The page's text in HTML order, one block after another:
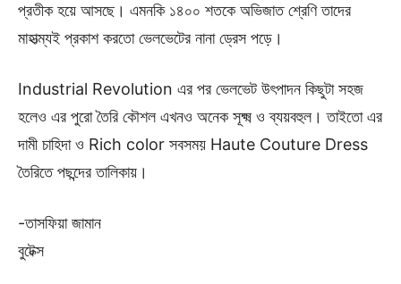
প্রতীক হয়ে আসছে। এমনকি ১৪০০ শতকে অভিজাত শ্রেণি তাদের
মাহাত্ম্যই প্রকাশ করতো ভেলভেটের নানা ড্রেস পড়ে।
Industrial Revolution এর পর ভেলভেট উৎপাদন কিছুটা সহজ
হলেও এর পুরো তৈরি কৌশল এখনও অনেক সূক্ষ্ম ও ব্যয়বহুল। তাইতো এর
দামী চাহিদা ও Rich color সবসময় Haute Couture Dress
তৈরিতে পছন্দের তালিকায়।
-তাসফিয়া জামান
বুটেক্স